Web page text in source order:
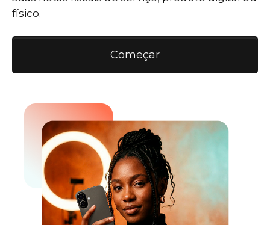
físico.
Começar